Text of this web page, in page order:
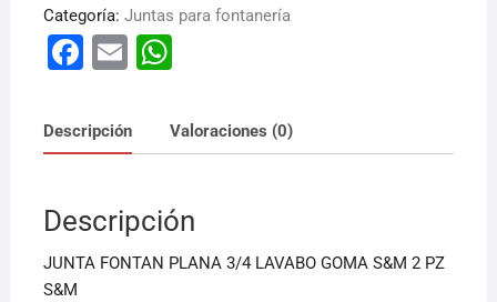
Categoría: Juntas para fontanería
F
c
e
o
o
E
ai
l
W
at
s
p
p
Descripción Valoraciones (0)
Descripción
JUNTA FONTAN PLANA 3/4 LAVABO GOMA S&M 2 PZ
S&M